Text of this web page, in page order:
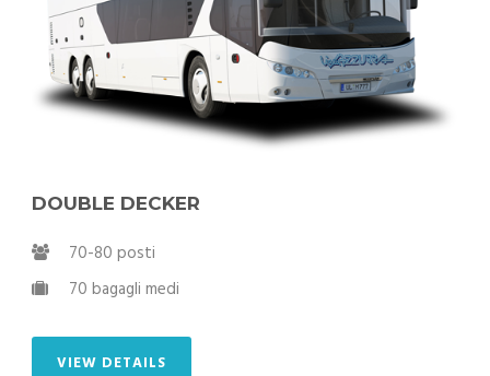
DOUBLE DECKER
70-80 posti
70 bagagli medi
VIEW DETAILS